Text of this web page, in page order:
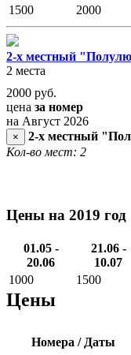
1500
2000
2-х местный
2 места
2000 руб.
цена за номер
на Август 2026
×
2-х местный
Кол-во мест: 2
Цены на 2019 год
01.05 -
20.06
21.06 -
10.07
1000
1500
Цены
Номера / Даты